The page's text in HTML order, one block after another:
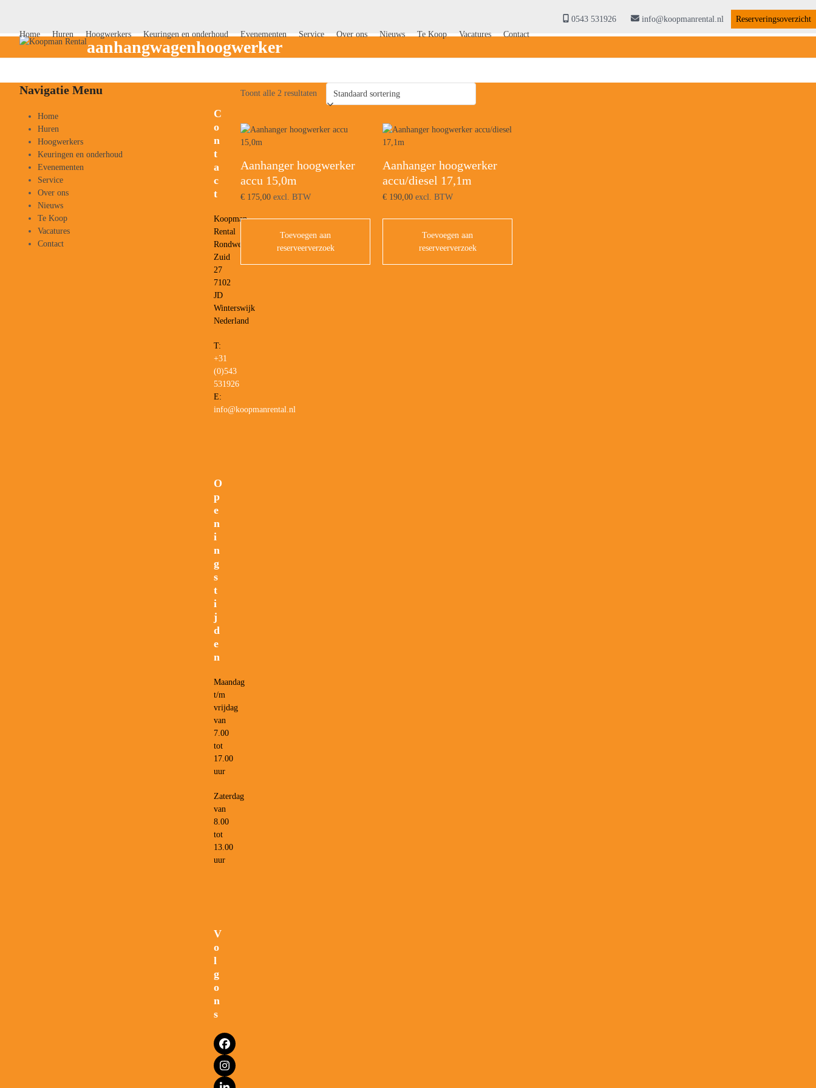
content
0543 531926 info@koopmanrental.nl
Reserveringsoverzicht
Home
Huren Hoogwerkers Keuringen en onderhoud Evenementen Service Over ons Nieuws Te Koop Vacatures Contact
aanhangwagenhoogwerker
Toont alle 2 resultaten
Aanhanger hoogwerker
accu 15,0m
€ 175,00 excl. BTW
Toevoegen aan
reserveerverzoek
Aanhanger hoogwerker
accu/diesel 17,1m
€ 190,00 excl. BTW
Toevoegen aan
reserveerverzoek
Navigatie Menu
Home
Huren
Hoogwerkers
Keuringen en onderhoud
Evenementen
Service
Over ons
Nieuws
Te Koop
Vacatures
Contact
C
o
n
t
a
c
t
Koopman
Rental
Rondweg
Zuid
27
7102
JD
Winterswijk
Nederland
T:
+31
(0)543
531926
E:
info@koopmanrental.nl
O
p
e
n
i
n
g
s
t
i
j
d
e
n
Maandag
t/m
vrijdag
van
7.00
tot
17.00
uur
Zaterdag
van
8.00
tot
13.00
uur
V
o
l
g
o
n
s
Facebook
Instagram